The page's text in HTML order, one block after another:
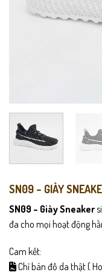
SN09 – GIÀY
SN09 – Giày Sneaker
đa cho mọi hoạt động
Cam kết:
Chỉ bán đồ da thật (